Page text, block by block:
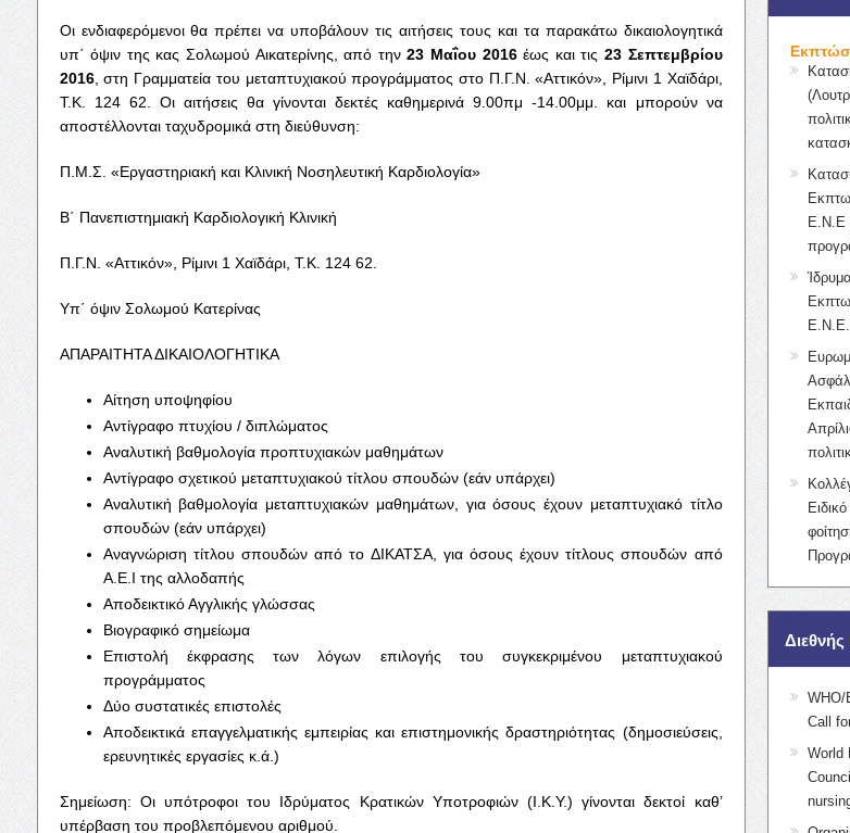
Οι ενδιαφερόμενοι θα πρέπει να υποβάλουν τις αιτήσεις τους και τα παρακάτω δικαιολογητικά
υπ΄ όψιν της κας Σολωμού Αικατερίνης, από την23 Μαΐου 2016έως και τις23 Σεπτεμβρίου
2016, στη Γραμματεία του μεταπτυχιακού προγράμματος στο Π.Γ.Ν. «Αττικόν», Ρίμινι 1 Χαϊδάρι,
Τ.Κ. 124 62. Οι αιτήσεις θα γίνονται δεκτές καθημερινά 9.00πμ -14.00μμ. και μπορούν να
αποστέλλονται ταχυδρομικά στη διεύθυνση:
Π.Μ.Σ. «Εργαστηριακή και Κλινική Νοσηλευτική Καρδιολογία»
Β΄ Πανεπιστημιακή Καρδιολογική Κλινική
Π.Γ.Ν. «Αττικόν», Ρίμινι 1 Χαϊδάρι, Τ.Κ. 124 62.
Υπ΄ όψιν Σολωμού Κατερίνας
ΑΠΑΡΑΙΤΗΤΑ ΔΙΚΑΙΟΛΟΓΗΤΙΚΑ
Αίτηση υποψηφίου
Αντίγραφο πτυχίου / διπλώματος
Αναλυτική βαθμολογία προπτυχιακών μαθημάτων
Αντίγραφο σχετικού μεταπτυχιακού τίτλου σπουδών (εάν υπάρχει)
Αναλυτική βαθμολογία μεταπτυχιακών μαθημάτων, για όσους έχουν μεταπτυχιακό τίτλο
σπουδών (εάν υπάρχει)
Αναγνώριση τίτλου σπουδών από το ΔΙΚΑΤΣΑ, για όσους έχουν τίτλους σπουδών από
Α.Ε.Ι της αλλοδαπής
Αποδεικτικό Αγγλικής γλώσσας
Βιογραφικό σημείωμα
Επιστολή έκφρασης των λόγων επιλογής του συγκεκριμένου μεταπτυχιακού
προγράμματος
Δύο συστατικές επιστολές
Αποδεικτικά επαγγελματικής εμπειρίας και επιστημονικής δραστηριότητας (δημοσιεύσεις,
ερευνητικές εργασίες κ.ά.)
Σημείωση: Οι υπότροφοι του Ιδρύματος Κρατικών Υποτροφιών (Ι.Κ.Υ.) γίνονται δεκτοί καθ’
υπέρβαση του προβλεπόμενου αριθμού.
Ε.Ν.Ε
Ε.Ν.Ε.
Διεθνής
WHO/
Call
World